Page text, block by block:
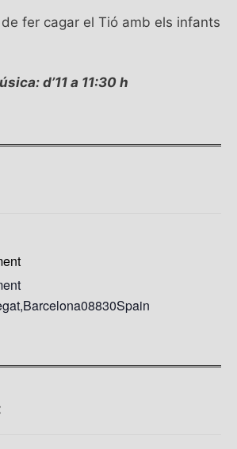
fer cagar el Tió amb els infants
d’11 a 11:30 h
,Barcelona08830Spain